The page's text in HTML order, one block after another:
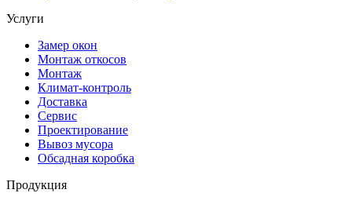
Услуги
Замер окон
Монтаж откосов
Монтаж
Климат-контроль
Доставка
Сервиc
Проектирование
Вывоз мусора
Обсадная коробка
Продукция